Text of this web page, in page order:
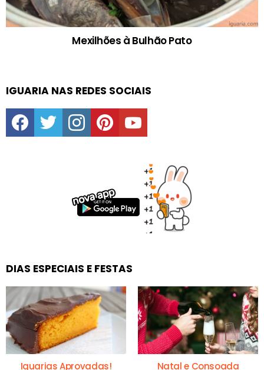
Mexilhões à Bulhão Pato
IGUARIA NAS REDES SOCIAIS
facebooktwitter instagrampinterestyoutube
DIAS ESPECIAIS E FESTAS
Iguarias Aprovadas! Natal e Consoada